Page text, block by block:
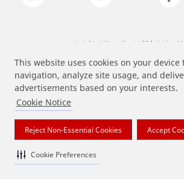
This website uses cookies on your device
navigation, analyze site usage, and
advertisements based on your interests.
Cookie Notice
Reject Non-Essential Cookies Accept
Cookie Preferences
상기 열거된 브랜드는 3M의 상표입